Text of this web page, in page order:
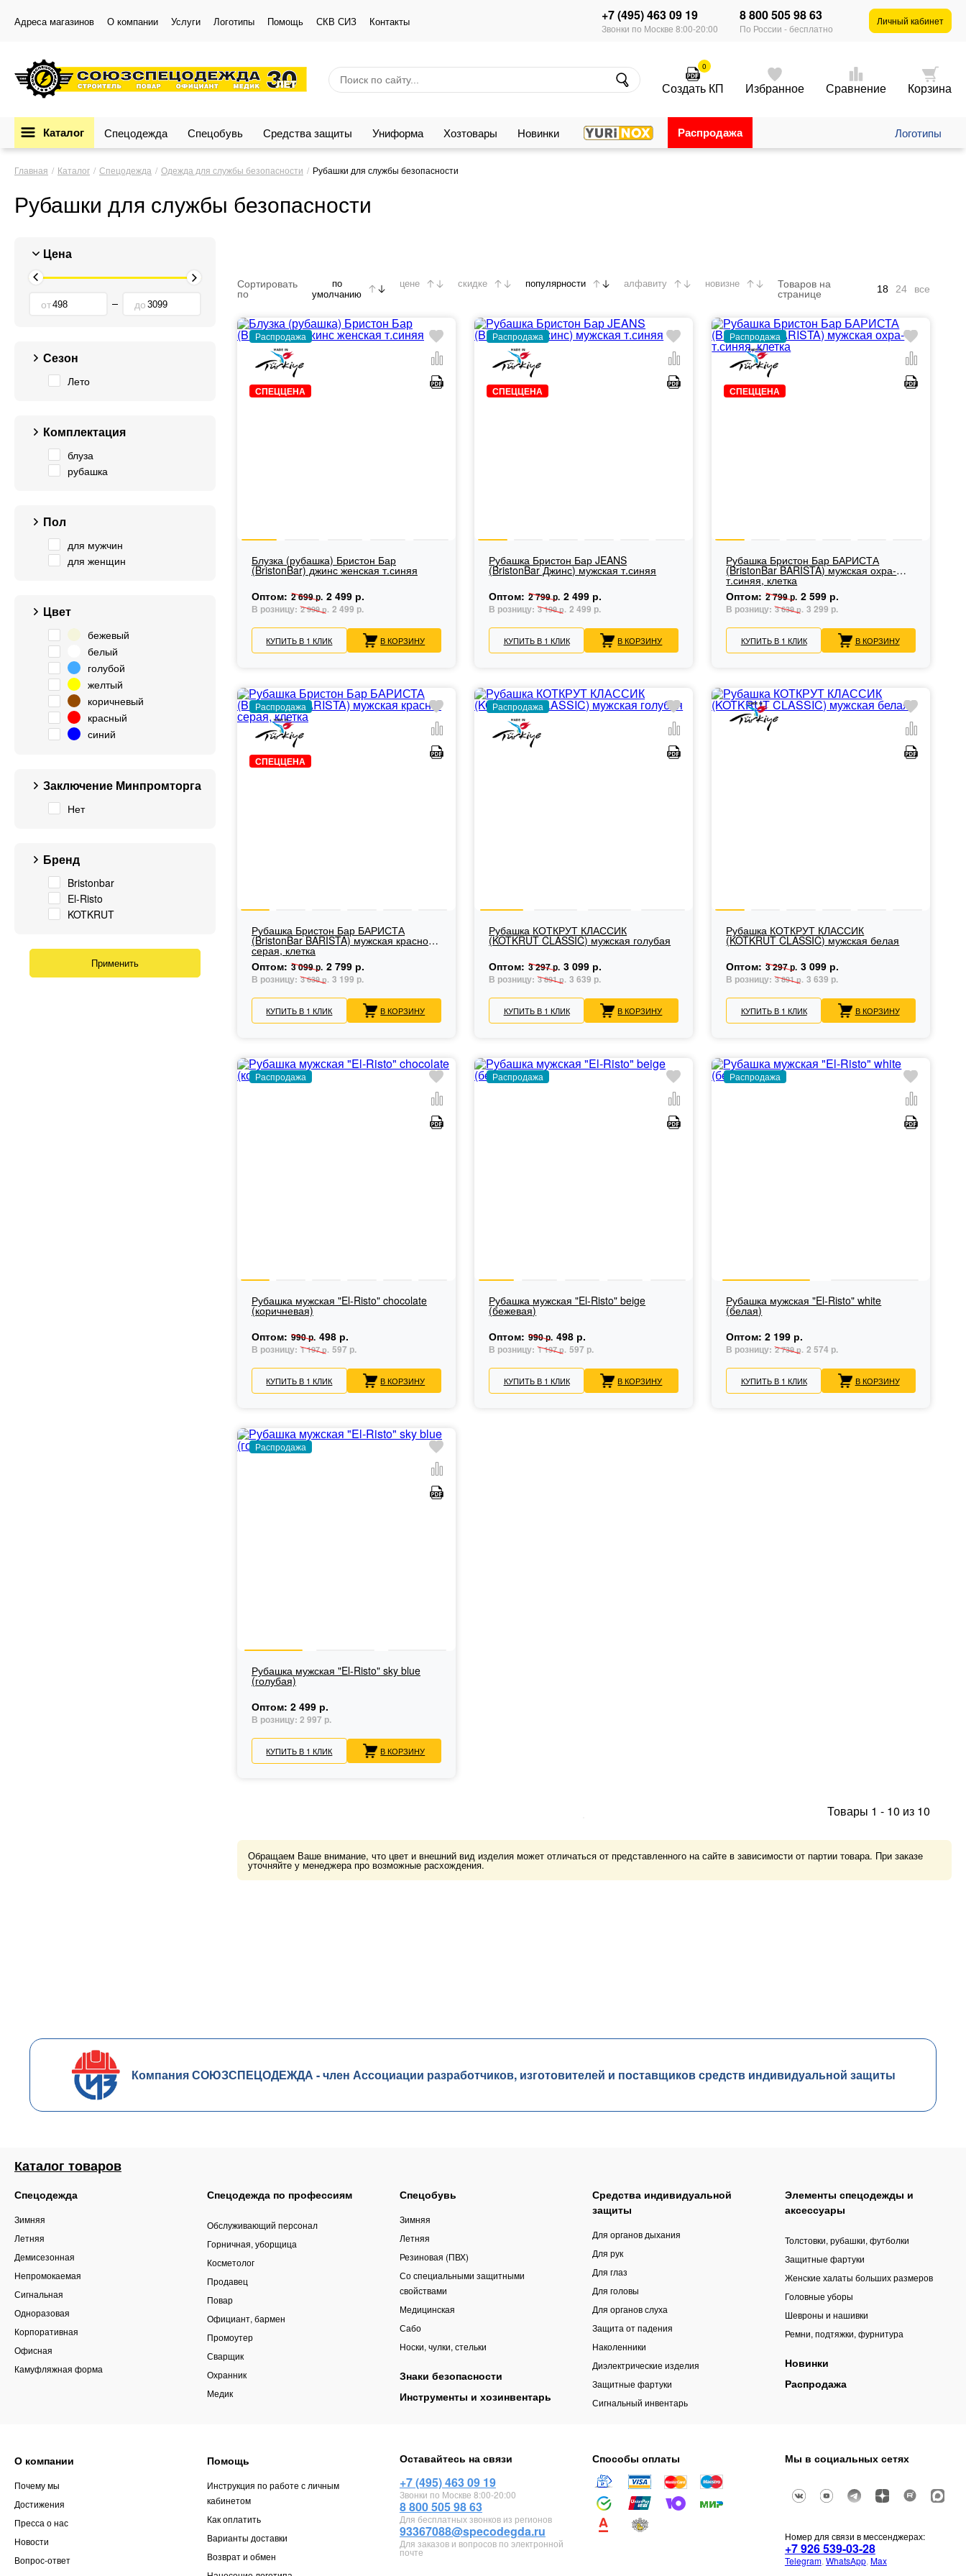
Адреса магазинов О компании Услуги Логотипы Помощь СКВ СИЗ Контакты +7 (495) 463 09 19
Звонки по Москве 8:00-20:00
8 800 505 98 63
По России - бесплатно
Личный кабинет
0
Создать КП Избранное Сравнение Корзина
Каталог Спецодежда Спецобувь Средства защиты Униформа Хозтовары Новинки Распродажа Логотипы
Главная Каталог Спецодежда Одежда для службы безопасности Рубашки для службы безопасности
Рубашки для службы безопасности
Цена
от до
Сезон
Лето
Комплектация
блуза
рубашка
Пол
для мужчин
для женщин
Цвет
бежевый
белый
голубой
желтый
коричневый
красный
синий
Заключение Минпромторга
Нет
Бренд
Bristonbar
El-Risto
KOTKRUT
Сортировать
по
по
умолчанию
цене скидке популярности алфавиту новизне Товаров на
странице 18 24 все
Распродажа
СПЕЦЦЕНА
Блузка (рубашка) Бристон Бар
(BristonBar) джинс женская т.синяя
Оптом: 2 699 р. 2 499 р.
В розницу: 2 999 р. 2 499 р.
КУПИТЬ В 1 КЛИК В КОРЗИНУ
Распродажа
СПЕЦЦЕНА
Рубашка Бристон Бар JEANS
(BristonBar Джинс) мужская т.синяя
Оптом: 2 799 р. 2 499 р.
В розницу:3 199 р. 2 499 р.
КУПИТЬ В 1 КЛИК В КОРЗИНУ
Распродажа
СПЕЦЦЕНА
Рубашка Бристон Бар БАРИСТА
(BristonBar BARISTA) мужская охра-
т.синяя, клетка
Оптом: 2 799 р. 2 599 р.
В розницу:3 639 р. 3 299 р.
КУПИТЬ В 1 КЛИК В КОРЗИНУ
Распродажа
СПЕЦЦЕНА
Рубашка Бристон Бар БАРИСТА
(BristonBar BARISTA) мужская красно-
серая, клетка
Оптом: 3 099 р. 2 799 р.
В розницу: 3 639 р. 3 199 р.
КУПИТЬ В 1 КЛИК В КОРЗИНУ
Распродажа
Рубашка КОТКРУТ КЛАССИК
(KOTKRUT CLASSIC) мужская голубая
Оптом: 3 297 р. 3 099 р.
В розницу:3 891 р. 3 639 р.
КУПИТЬ В 1 КЛИК В КОРЗИНУ
Рубашка КОТКРУТ КЛАССИК
(KOTKRUT CLASSIC) мужская белая
Оптом: 3 297 р. 3 099 р.
В розницу:3 891 р. 3 639 р.
КУПИТЬ В 1 КЛИК В КОРЗИНУ
Распродажа
Рубашка мужская "El-Risto" chocolate
(коричневая)
Оптом: 990 р. 498 р.
В розницу: 1 197 р. 597 р.
КУПИТЬ В 1 КЛИК В КОРЗИНУ
Распродажа
Рубашка мужская "El-Risto" beige
(бежевая)
Оптом: 990 р. 498 р.
В розницу:1 197 р. 597 р.
КУПИТЬ В 1 КЛИК В КОРЗИНУ
Распродажа
Рубашка мужская "El-Risto" white
(белая)
Оптом:2 199 р.
В розницу:2 739 р. 2 574 р.
КУПИТЬ В 1 КЛИК В КОРЗИНУ
Распродажа
Рубашка мужская "El-Risto" sky blue
(голубая)
Оптом: 2 499 р.
В розницу: 2 997 р.
КУПИТЬ В 1 КЛИК В КОРЗИНУ
Товары 1 - 10 из 10
Обращаем Ваше внимание, что цвет и внешний вид изделия может отличаться от представленного на сайте в зависимости от партии товара. При заказе
уточняйте у менеджера про возможные расхождения.
Компания СОЮЗСПЕЦОДЕЖДА - член Ассоциации разработчиков, изготовителей и поставщиков средств индивидуальной защиты
Каталог товаров
Спецодежда
Зимняя
Летняя
Демисезонная
Непромокаемая
Сигнальная
Одноразовая
Корпоративная
Офисная
Камуфляжная форма
Спецодежда по профессиям
Обслуживающий персонал
Горничная, уборщица
Косметолог
Продавец
Повар
Официант, бармен
Промоутер
Сварщик
Охранник
Медик
Спецобувь
Зимняя
Летняя
Резиновая (ПВХ)
Со специальными защитными
свойствами
Медицинская
Сабо
Носки, чулки, стельки
Знаки безопасности
Инструменты и хозинвентарь
Средства индивидуальной
защиты
Для органов дыхания
Для рук
Для глаз
Для головы
Для органов слуха
Защита от падения
Наколенники
Диэлектрические изделия
Защитные фартуки
Сигнальный инвентарь
Элементы спецодежды и
аксессуары
Толстовки, рубашки, футболки
Защитные фартуки
Женские халаты больших размеров
Головные уборы
Шевроны и нашивки
Ремни, подтяжки, фурнитура
Новинки
Распродажа
О компании
Почему мы
Достижения
Пресса о нас
Новости
Вопрос-ответ
Помощь
Инструкция по работе с личным
кабинетом
Как оплатить
Варианты доставки
Возврат и обмен
Оставайтесь на связи
+7 (495) 463 09 19
Звонки по Москве 8:00-20:00
8 800 505 98 63
Для бесплатных звонков из регионов
93367088@specodegda.ru
Для заказов и вопросов по электронной
почте
Способы оплаты Мы в социальных сетях
Номер для связи в мессенджерах:
+7 926 539-03-28
Telegram, WhatsApp, Max
×